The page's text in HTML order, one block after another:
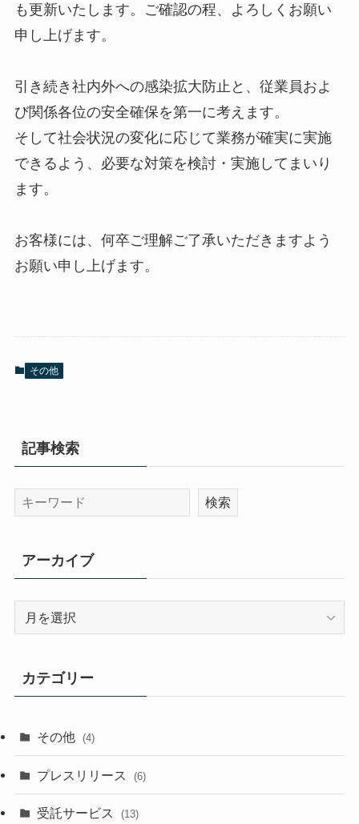
も更新いたします。ご確認の程、よろしくお願い
申し上げます。
引き続き社内外への感染拡大防止と、従業員およ
び関係各位の安全確保を第一に考えます。
そして社会状況の変化に応じて業務が確実に実施
できるよう、必要な対策を検討・実施してまいり
ます。
お客様には、何卒ご理解ご了承いただきますよう
お願い申し上げます。
その他
記事検索
アーカイブ
ブ
カテゴリー
その他 (4)
プレスリリース (6)
受託サービス (13)